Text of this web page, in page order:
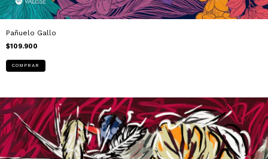
Pañuelo Gallo
$109.900